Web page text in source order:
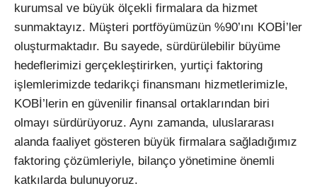
kurumsal ve büyük ölçekli firmalara da hizmet
sunmaktayız. Müşteri portföyümüzün %90’ını KOBİ’ler
oluşturmaktadır. Bu sayede, sürdürülebilir büyüme
hedeflerimizi gerçekleştirirken, yurtiçi faktoring
işlemlerimizde tedarikçi finansmanı hizmetlerimizle,
KOBİ’lerin en güvenilir finansal ortaklarından biri
olmayı sürdürüyoruz. Aynı zamanda, uluslararası
alanda faaliyet gösteren büyük firmalara sağladığımız
faktoring çözümleriyle, bilanço yönetimine önemli
katkılarda bulunuyoruz.